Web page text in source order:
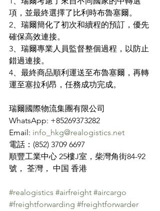
項，並最終選擇了比利時布魯塞爾。
2、瑞爾簡化了初次和續程的預訂，優先
確保高效連接。
3、瑞爾專業人員監督整個過程，以防止
錯過連接。
4、最終商品順利運送至布魯塞爾，再轉
運至塞拉利昂，任務成功完成。
瑞爾國際物流集團有限公司
WhatsApp: +85269373282
Email: info_hkg@realogistics.net
電話：(852) 3709 6697
順豐工業中心 25樓J室，柴灣角街84-92
號， 荃灣， 中国 香港
#realogistics #airfreight #aircargo
#freightforwarding #freightforwarder